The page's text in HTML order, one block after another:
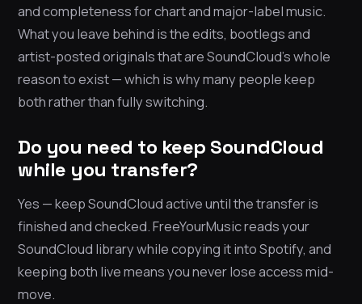
and completeness for chart and major-label music.
What you leave behind is the edits, bootlegs and
artist-posted originals that are SoundCloud’s whole
reason to exist — which is why many people keep
both rather than fully switching.
Do you need to keep SoundCloud
while you transfer?
Yes — keep SoundCloud active until the transfer is
finished and checked. FreeYourMusic reads your
SoundCloud library while copying it into Spotify, and
keeping both live means you never lose access mid-
move.